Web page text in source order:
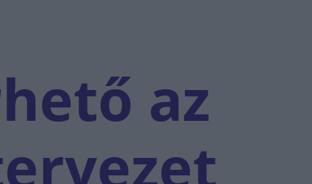
az